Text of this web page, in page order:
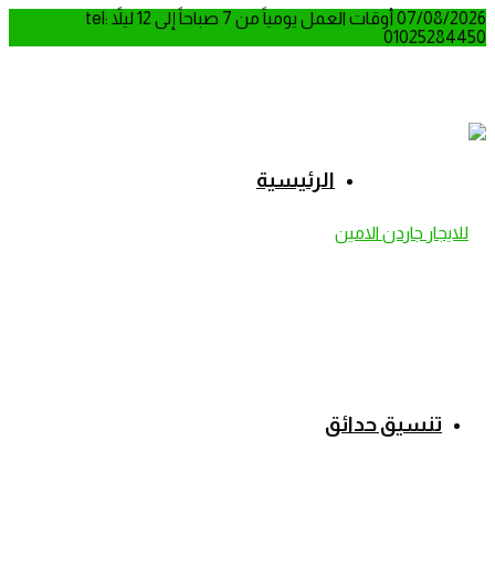
07/08/2026 أوقات العمل يومياً من 7 صباحاً إلى 12 ليلاً
tel:
01025284450
الرئيسية
تنسيق حدائق